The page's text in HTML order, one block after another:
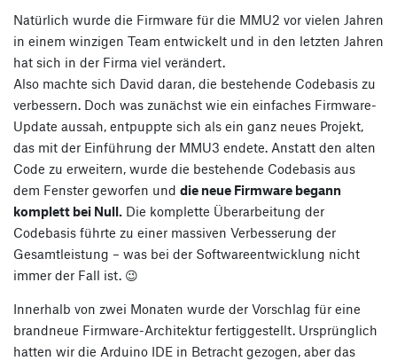
Natürlich wurde die Firmware für die MMU2 vor vielen Jahren
in einem winzigen Team entwickelt und in den letzten Jahren
hat sich in der Firma viel verändert.
Also machte sich David daran, die bestehende Codebasis zu
verbessern. Doch was zunächst wie ein einfaches Firmware-
Update aussah, entpuppte sich als ein ganz neues Projekt,
das mit der Einführung der MMU3 endete. Anstatt den alten
Code zu erweitern, wurde die bestehende Codebasis aus
dem Fenster geworfen und die neue Firmware begann
komplett bei Null. Die komplette Überarbeitung der
Codebasis führte zu einer massiven Verbesserung der
Gesamtleistung – was bei der Softwareentwicklung nicht
immer der Fall ist. 😉
Innerhalb von zwei Monaten wurde der Vorschlag für eine
brandneue Firmware-Architektur fertiggestellt. Ursprünglich
hatten wir die Arduino IDE in Betracht gezogen, aber das